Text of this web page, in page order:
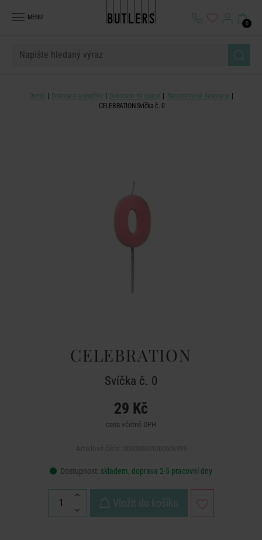
MENU
0
Domů Dekorace a doplňky Dekorace na oslavy
Narozeninové dekorace
CELEBRATION Svíčka č. 0
CELEBRATION
Svíčka č. 0
29 Kč
cena včetně DPH
Dostupnost: skladem, doprava 2-5 pracovní dny
Vložit do košíku